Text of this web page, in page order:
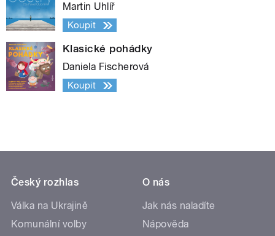
Martin Uhlíř
Koupit
Klasické pohádky
Daniela Fischerová
Koupit
Český rozhlas
Válka na Ukrajině
Komunální volby
O nás
Jak nás naladíte
Nápověda